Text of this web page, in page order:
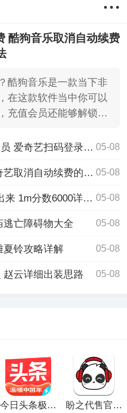
酷狗音乐取消自动续费
酷狗音乐是一款当下非
在这款软件当中你可以
充值会员还能够解锁更
爱奇艺怎么扫码登录别人的会员 爱奇艺扫码登录别人的会员的方法 05-08
爱奇艺怎么取消自动续费 爱奇艺取消自动续费的方法 05-08
神庙逃亡1m分数6000怎么跑出来 1m分数6000详细攻略教程 05-08
亡障碍物大全 05-08
夏铃攻略详解 05-08
云详细出装思路 05-08
今日头条极速
盼之代售官方